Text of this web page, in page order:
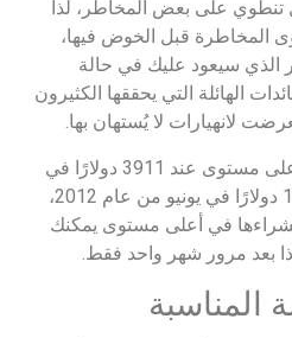
تنطوي على بعض المخاطر، لذا
المخاطرة قبل الخوض فيها،
الذي سيعود عليك في حالة
الهائلة التي يحققها الكثيرون
لانهيارات لا يُستهان بها.
كما قد انخفض سعرها من أعلى مستوى عند 3911 دولارًا في
مايو 2021 إلى أقل من 1981 دولارًا في يونيو من عام 2012،
في أعلى مستوى يمكنك
بعد مرور شهر واحد فقط.